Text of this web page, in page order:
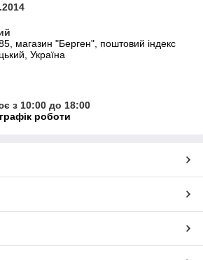
магазин "Берген", поштовий індекс
Україна
з 10:00 до 18:00
роботи